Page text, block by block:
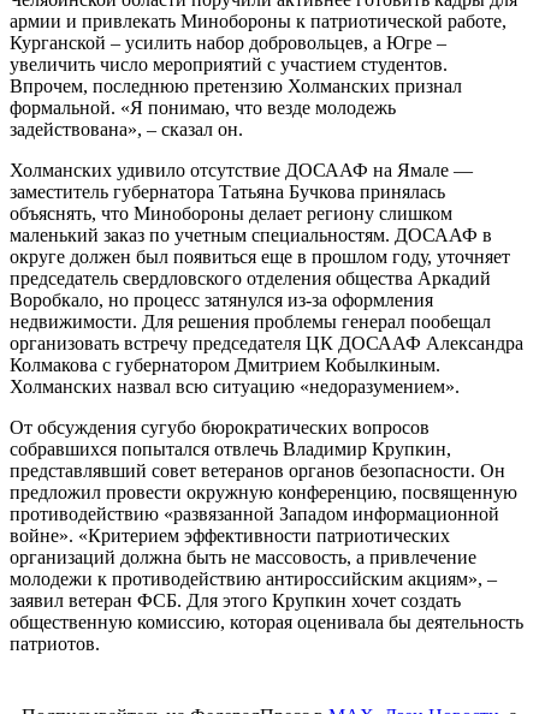
армии и привлекать Минобороны к патриотической работе,
Курганской – усилить набор добровольцев, а Югре –
увеличить число мероприятий с участием студентов.
Впрочем, последнюю претензию Холманских признал
формальной. «Я понимаю, что везде молодежь
задействована», – сказал он.
Холманских удивило отсутствие ДОСААФ на Ямале —
заместитель губернатора Татьяна Бучкова принялась
объяснять, что Минобороны делает региону слишком
маленький заказ по учетным специальностям. ДОСААФ в
округе должен был появиться еще в прошлом году, уточняет
председатель свердловского отделения общества Аркадий
Воробкало, но процесс затянулся из-за оформления
недвижимости. Для решения проблемы генерал пообещал
организовать встречу председателя ЦК ДОСААФ Александра
Колмакова с губернатором Дмитрием Кобылкиным.
Холманских назвал всю ситуацию «недоразумением».
От обсуждения сугубо бюрократических вопросов
собравшихся попытался отвлечь Владимир Крупкин,
представлявший совет ветеранов органов безопасности. Он
предложил провести окружную конференцию, посвященную
противодействию «развязанной Западом информационной
войне». «Критерием эффективности патриотических
организаций должна быть не массовость, а привлечение
молодежи к противодействию антироссийским акциям», –
заявил ветеран ФСБ. Для этого Крупкин хочет создать
общественную комиссию, которая оценивала бы деятельность
патриотов.